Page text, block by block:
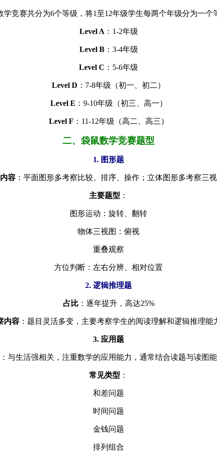
学竞赛共分为6个等级，将1至12年级学生每两个年级分为一个
Level A ：1-2年级
Level B：3-4年级
Level C ：5-6年级
Level D ：7-8年级（初一、初二）
Level E ：9-10年级（初三、高一）
Level F ：11-12年级（高二、高三）
二、袋鼠数学竞赛题型
1. 图形题
容 ：平面图形多考察比较、排序、操作；立体图形多考察三视
主要题型 ：
图形运动：旋转、翻转
物体三视图：俯视
重叠观察
方位判断：左右分辨、相对位置
2. 逻辑推理题
占比：逐年提升，高达25%
内容 ：题目灵活多变，主要考察学生的阅读理解和逻辑推理能
3. 应用题
：与生活强相关，注重数学的应用能力，通常结合读题与读图能
常见类型 ：
和差问题
时间问题
金钱问题
排列组合